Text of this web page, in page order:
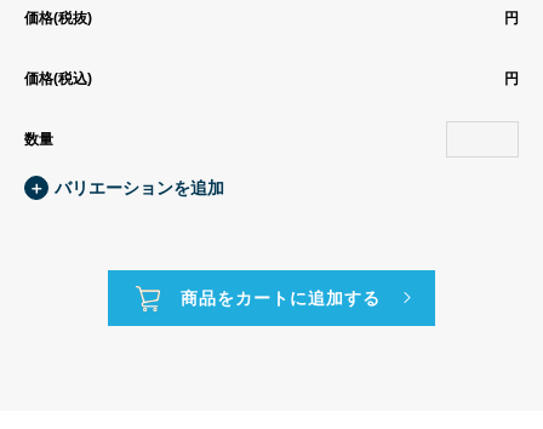
価格(税抜) 円
価格(税込) 円
数量
＋ バリエーションを追加